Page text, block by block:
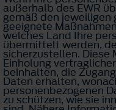
außerhalb des EWR
gemäß den jeweiligen
geeignete
welches Land Ihre
übermittelt werden,
sicherzustellen. Diese
Einholung
beinhalten, die
Daten erhalten,
personenbezogenen
zu schützen, wie sie